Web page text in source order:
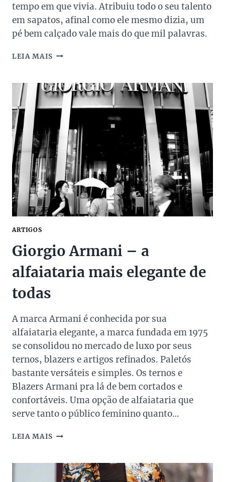
tempo em que vivia. Atribuiu todo o seu talento
em sapatos, afinal como ele mesmo dizia, um
pé bem calçado vale mais do que mil palavras.
LEIA MAIS SALVATORE
O
EMPREENDEDOR
DE
UM
GRANDE
SUCESSO
ARTIGOS
Giorgio Armani – a
alfaiataria mais elegante de
todas
A marca Armani é conhecida por sua
alfaiataria elegante, a marca fundada em 1975
se consolidou no mercado de luxo por seus
ternos, blazers e artigos refinados. Paletós
bastante versáteis e simples. Os ternos e
Blazers Armani pra lá de bem cortados e
confortáveis. Uma opção de alfaiataria que
serve tanto o público feminino quanto…
LEIA MAIS GIORGIO
A
ALFAIATARIA